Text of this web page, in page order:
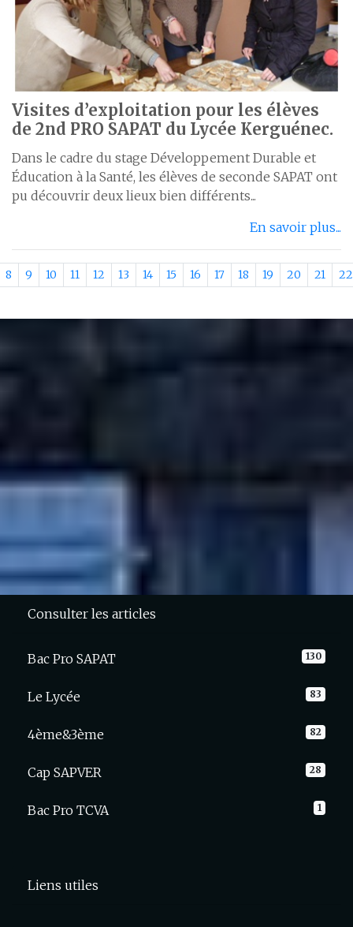
Visites d’exploitation pour les élèves
de 2nd PRO SAPAT du Lycée Kerguénec.
Dans le cadre du stage Développement Durable et
Éducation à la Santé, les élèves de seconde SAPAT ont
pu découvrir deux lieux bien différents...
En savoir plus...
8 9 10 11 12 13 14 15 16 17 18 19 20 21 22
Consulter les articles
Bac Pro SAPAT 130
Le Lycée 83
4ème&3ème 82
Cap SAPVER 28
Bac Pro TCVA 1
Liens utiles